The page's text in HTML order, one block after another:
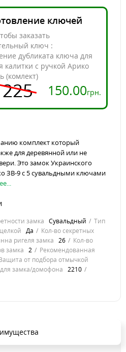
ключей
заказать
ключ :
дубликата ключа для
калитки с ручкой Арико
(комлект)
150.00грн.
комплект который
для деревянной или не
Это замок Украинского
ЗВ-9 с 5 сувальдными ключами
замка Сувальдный
Тип
Да
Кол-во секретных
ригеля замка 26
Кол-во
замка 2
Рекомендованная
от подбора отмычкой
замка/домофона 2210